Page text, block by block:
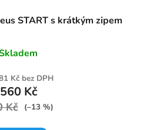
START s krátkým zipem
Kč bez DPH
560 Kč
Kč (–13 %)